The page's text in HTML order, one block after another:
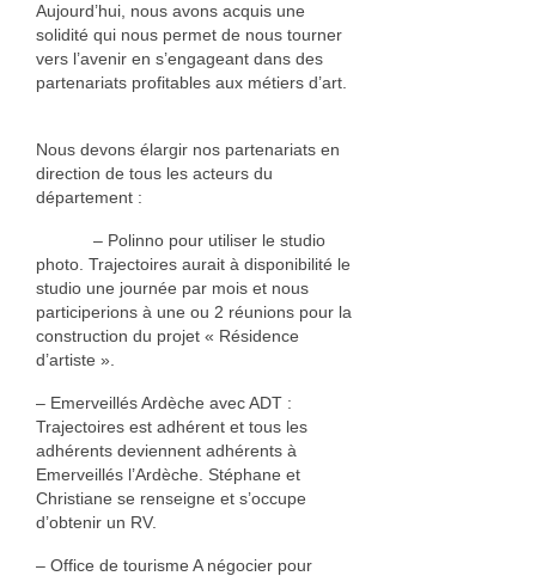
Aujourd’hui, nous avons acquis une
solidité qui nous permet de nous tourner
vers l’avenir en s’engageant dans des
partenariats profitables aux métiers d’art.
Nous devons élargir nos partenariats en
direction de tous les acteurs du
département :
– Polinno pour utiliser le studio
photo. Trajectoires aurait à disponibilité le
studio une journée par mois et nous
participerions à une ou 2 réunions pour la
construction du projet « Résidence
d’artiste ».
– Emerveillés Ardèche avec ADT :
Trajectoires est adhérent et tous les
adhérents deviennent adhérents à
Emerveillés l’Ardèche. Stéphane et
Christiane se renseigne et s’occupe
d’obtenir un RV.
– Office de tourisme A négocier pour